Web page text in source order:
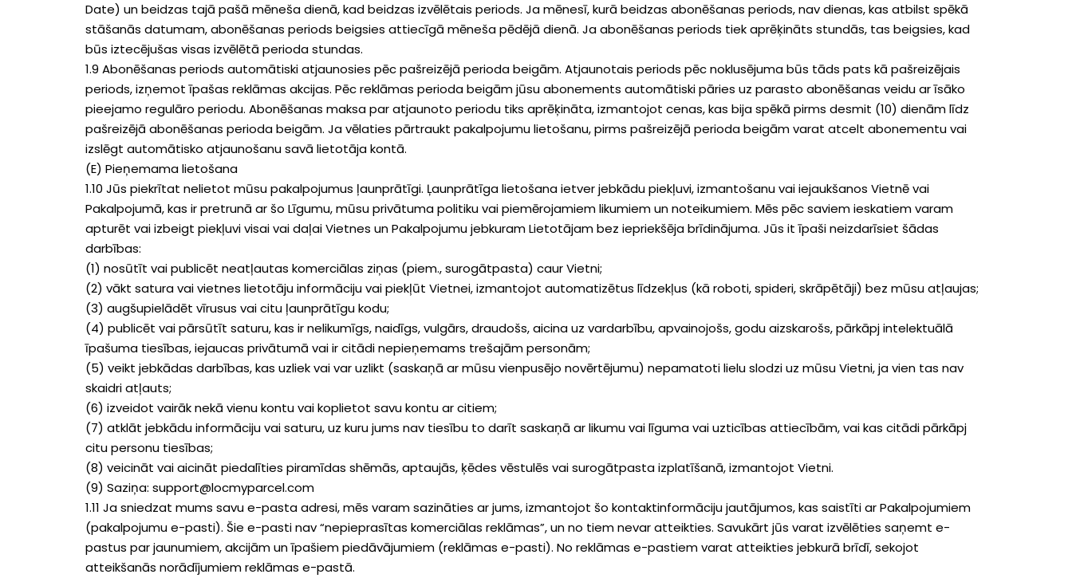
Date) un beidzas tajā pašā mēneša dienā, kad beidzas izvēlētais periods. Ja mēnesī, kurā beidzas abonēšanas periods, nav dienas, kas atbilst spēkā
stāšanās datumam, abonēšanas periods beigsies attiecīgā mēneša pēdējā dienā. Ja abonēšanas periods tiek aprēķināts stundās, tas beigsies, kad
būs iztecējušas visas izvēlētā perioda stundas.
1.9 Abonēšanas periods automātiski atjaunosies pēc pašreizējā perioda beigām. Atjaunotais periods pēc noklusējuma būs tāds pats kā pašreizējais
periods, izņemot īpašas reklāmas akcijas. Pēc reklāmas perioda beigām jūsu abonements automātiski pāries uz parasto abonēšanas veidu ar īsāko
pieejamo regulāro periodu. Abonēšanas maksa par atjaunoto periodu tiks aprēķināta, izmantojot cenas, kas bija spēkā pirms desmit (10) dienām līdz
pašreizējā abonēšanas perioda beigām. Ja vēlaties pārtraukt pakalpojumu lietošanu, pirms pašreizējā perioda beigām varat atcelt abonementu vai
izslēgt automātisko atjaunošanu savā lietotāja kontā.
(E) Pieņemama lietošana
1.10 Jūs piekrītat nelietot mūsu pakalpojumus ļaunprātīgi. Ļaunprātīga lietošana ietver jebkādu piekļuvi, izmantošanu vai iejaukšanos Vietnē vai
Pakalpojumā, kas ir pretrunā ar šo Līgumu, mūsu privātuma politiku vai piemērojamiem likumiem un noteikumiem. Mēs pēc saviem ieskatiem varam
apturēt vai izbeigt piekļuvi visai vai daļai Vietnes un Pakalpojumu jebkuram Lietotājam bez iepriekšēja brīdinājuma. Jūs it īpaši neizdarīsiet šādas
darbības:
(1) nosūtīt vai publicēt neatļautas komerciālas ziņas (piem., surogātpasta) caur Vietni;
(2) vākt satura vai vietnes lietotāju informāciju vai piekļūt Vietnei, izmantojot automatizētus līdzekļus (kā roboti, spideri, skrāpētāji) bez mūsu atļaujas;
(3) augšupielādēt vīrusus vai citu ļaunprātīgu kodu;
(4) publicēt vai pārsūtīt saturu, kas ir nelikumīgs, naidīgs, vulgārs, draudošs, aicina uz vardarbību, apvainojošs, godu aizskarošs, pārkāpj intelektuālā
īpašuma tiesības, iejaucas privātumā vai ir citādi nepieņemams trešajām personām;
(5) veikt jebkādas darbības, kas uzliek vai var uzlikt (saskaņā ar mūsu vienpusējo novērtējumu) nepamatoti lielu slodzi uz mūsu Vietni, ja vien tas nav
skaidri atļauts;
(6) izveidot vairāk nekā vienu kontu vai koplietot savu kontu ar citiem;
(7) atklāt jebkādu informāciju vai saturu, uz kuru jums nav tiesību to darīt saskaņā ar likumu vai līguma vai uzticības attiecībām, vai kas citādi pārkāpj
citu personu tiesības;
(8) veicināt vai aicināt piedalīties piramīdas shēmās, aptaujās, ķēdes vēstulēs vai surogātpasta izplatīšanā, izmantojot Vietni.
(9) Saziņa: support@locmyparcel.com
1.11 Ja sniedzat mums savu e-pasta adresi, mēs varam sazināties ar jums, izmantojot šo kontaktinformāciju jautājumos, kas saistīti ar Pakalpojumiem
(pakalpojumu e-pasti). Šie e-pasti nav “nepieprasītas komerciālas reklāmas”, un no tiem nevar atteikties. Savukārt jūs varat izvēlēties saņemt e-
pastus par jaunumiem, akcijām un īpašiem piedāvājumiem (reklāmas e-pasti). No reklāmas e-pastiem varat atteikties jebkurā brīdī, sekojot
atteikšanās norādījumiem reklāmas e-pastā.